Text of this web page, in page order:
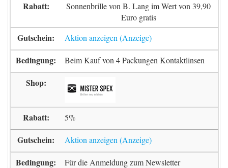
Sonnenbrille von B. Lang im Wert von 39,90
Euro gratis
Aktion anzeigen
Beim Kauf von 4 Packungen Kontaktlinsen
5%
Aktion anzeigen
Für die Anmeldung zum Newsletter